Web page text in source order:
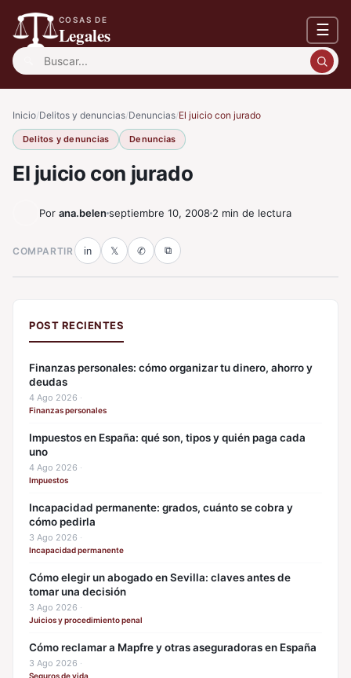
COSAS DE
Legales ☰
Buscar:
Inicio/Delitos y denuncias/Denuncias/El juicio con jurado
Delitos y denuncias Denuncias
El juicio con jurado
Por ana.belen septiembre 10, 2008 2 min de lectura
COMPARTIR in 𝕏 ✆ ⧉
POST RECIENTES
Finanzas personales: cómo organizar tu dinero, ahorro y
deudas
4 Ago 2026 ·
Finanzas personales
Impuestos en España: qué son, tipos y quién paga cada
uno
4 Ago 2026 ·
Impuestos
Incapacidad permanente: grados, cuánto se cobra y
cómo pedirla
3 Ago 2026 ·
Incapacidad permanente
Cómo elegir un abogado en Sevilla: claves antes de
tomar una decisión
3 Ago 2026 ·
Juicios y procedimiento penal
Cómo reclamar a Mapfre y otras aseguradoras en España
3 Ago 2026 ·
Seguros de vida